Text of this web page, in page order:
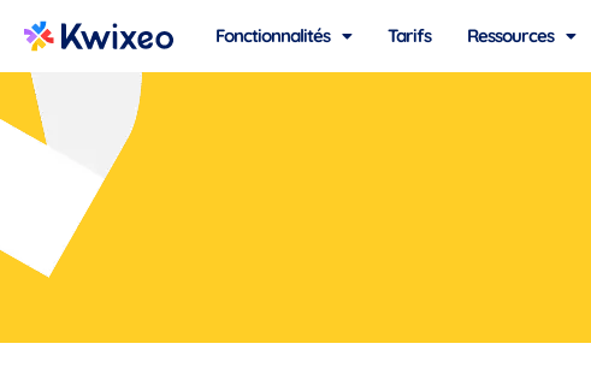
Fonctionnalités Tarifs Ressources